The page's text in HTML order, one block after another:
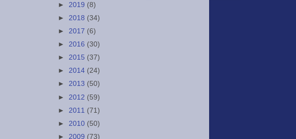
► 2019 (8)
► 2018 (34)
► 2017 (6)
► 2016 (30)
► 2015 (37)
► 2014 (24)
► 2013 (50)
► 2012 (59)
► 2011 (71)
► 2010 (50)
► 2009 (73)